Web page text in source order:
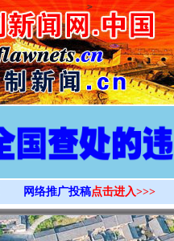
>
网络推广投稿点击进入>>>